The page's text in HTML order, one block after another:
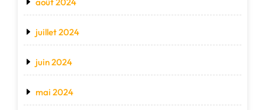
juillet 2024
juin 2024
mai 2024